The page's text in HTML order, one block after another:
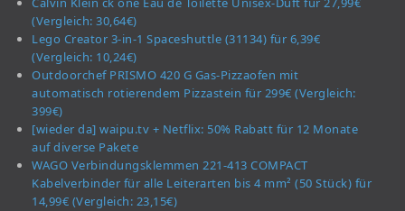
(Vergleich: 30,64€)
Lego Creator 3-in-1 Spaceshuttle (31134) für 6,39€
(Vergleich: 10,24€)
Outdoorchef PRISMO 420 G Gas-Pizzaofen mit
automatisch rotierendem Pizzastein für 299€ (Vergleich:
399€)
[wieder da] waipu.tv + Netflix: 50% Rabatt für 12 Monate
auf diverse Pakete
WAGO Verbindungsklemmen 221-413 COMPACT
Kabelverbinder für alle Leiterarten bis 4 mm² (50 Stück) für
14,99€ (Vergleich: 23,15€)